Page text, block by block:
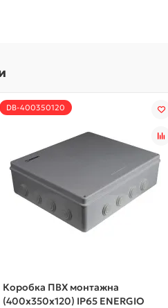
DB-400350120
Коробка ПВХ монтажна
(400x350x120) IP65 ENERGIO